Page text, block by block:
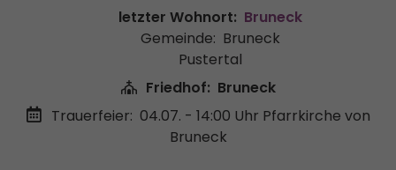
letzter Wohnort: Bruneck
Gemeinde: Bruneck
Pustertal
Friedhof: Bruneck
Trauerfeier: 04.07. - 14:00 Uhr Pfarrkirche von
Bruneck